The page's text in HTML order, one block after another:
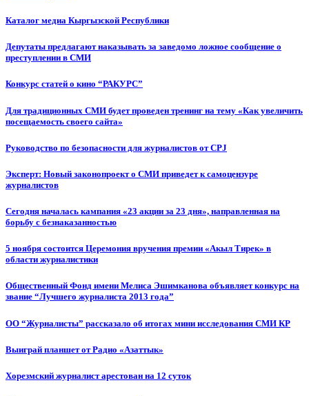
Каталог медиа Кыргызской Республики
Депутаты предлагают наказывать за заведомо ложное сообщение о
преступлении в СМИ
Конкурс статей о кино “РАКУРС”
Для традиционных СМИ будет проведен тренинг на тему «Как увеличить
посещаемость своего сайта»
Руководство по безопасности для журналистов от CPJ
Эксперт: Новый законопроект о СМИ приведет к самоцензуре
журналистов
Сегодня началась кампания «23 акции за 23 дня», направленная на
борьбу с безнаказанностью
5 ноября состоится Церемония вручения премии «Акыл Тирек» в
области журналистики
Общественный Фонд имени Мелиса Эшимканова объявляет конкурс на
звание “Лучшего журналиста 2013 года”
ОО “Журналисты” рассказало об итогах мини исследования СМИ КР
Выиграй планшет от Радио «Азаттык»
Хорезмский журналист арестован на 12 суток